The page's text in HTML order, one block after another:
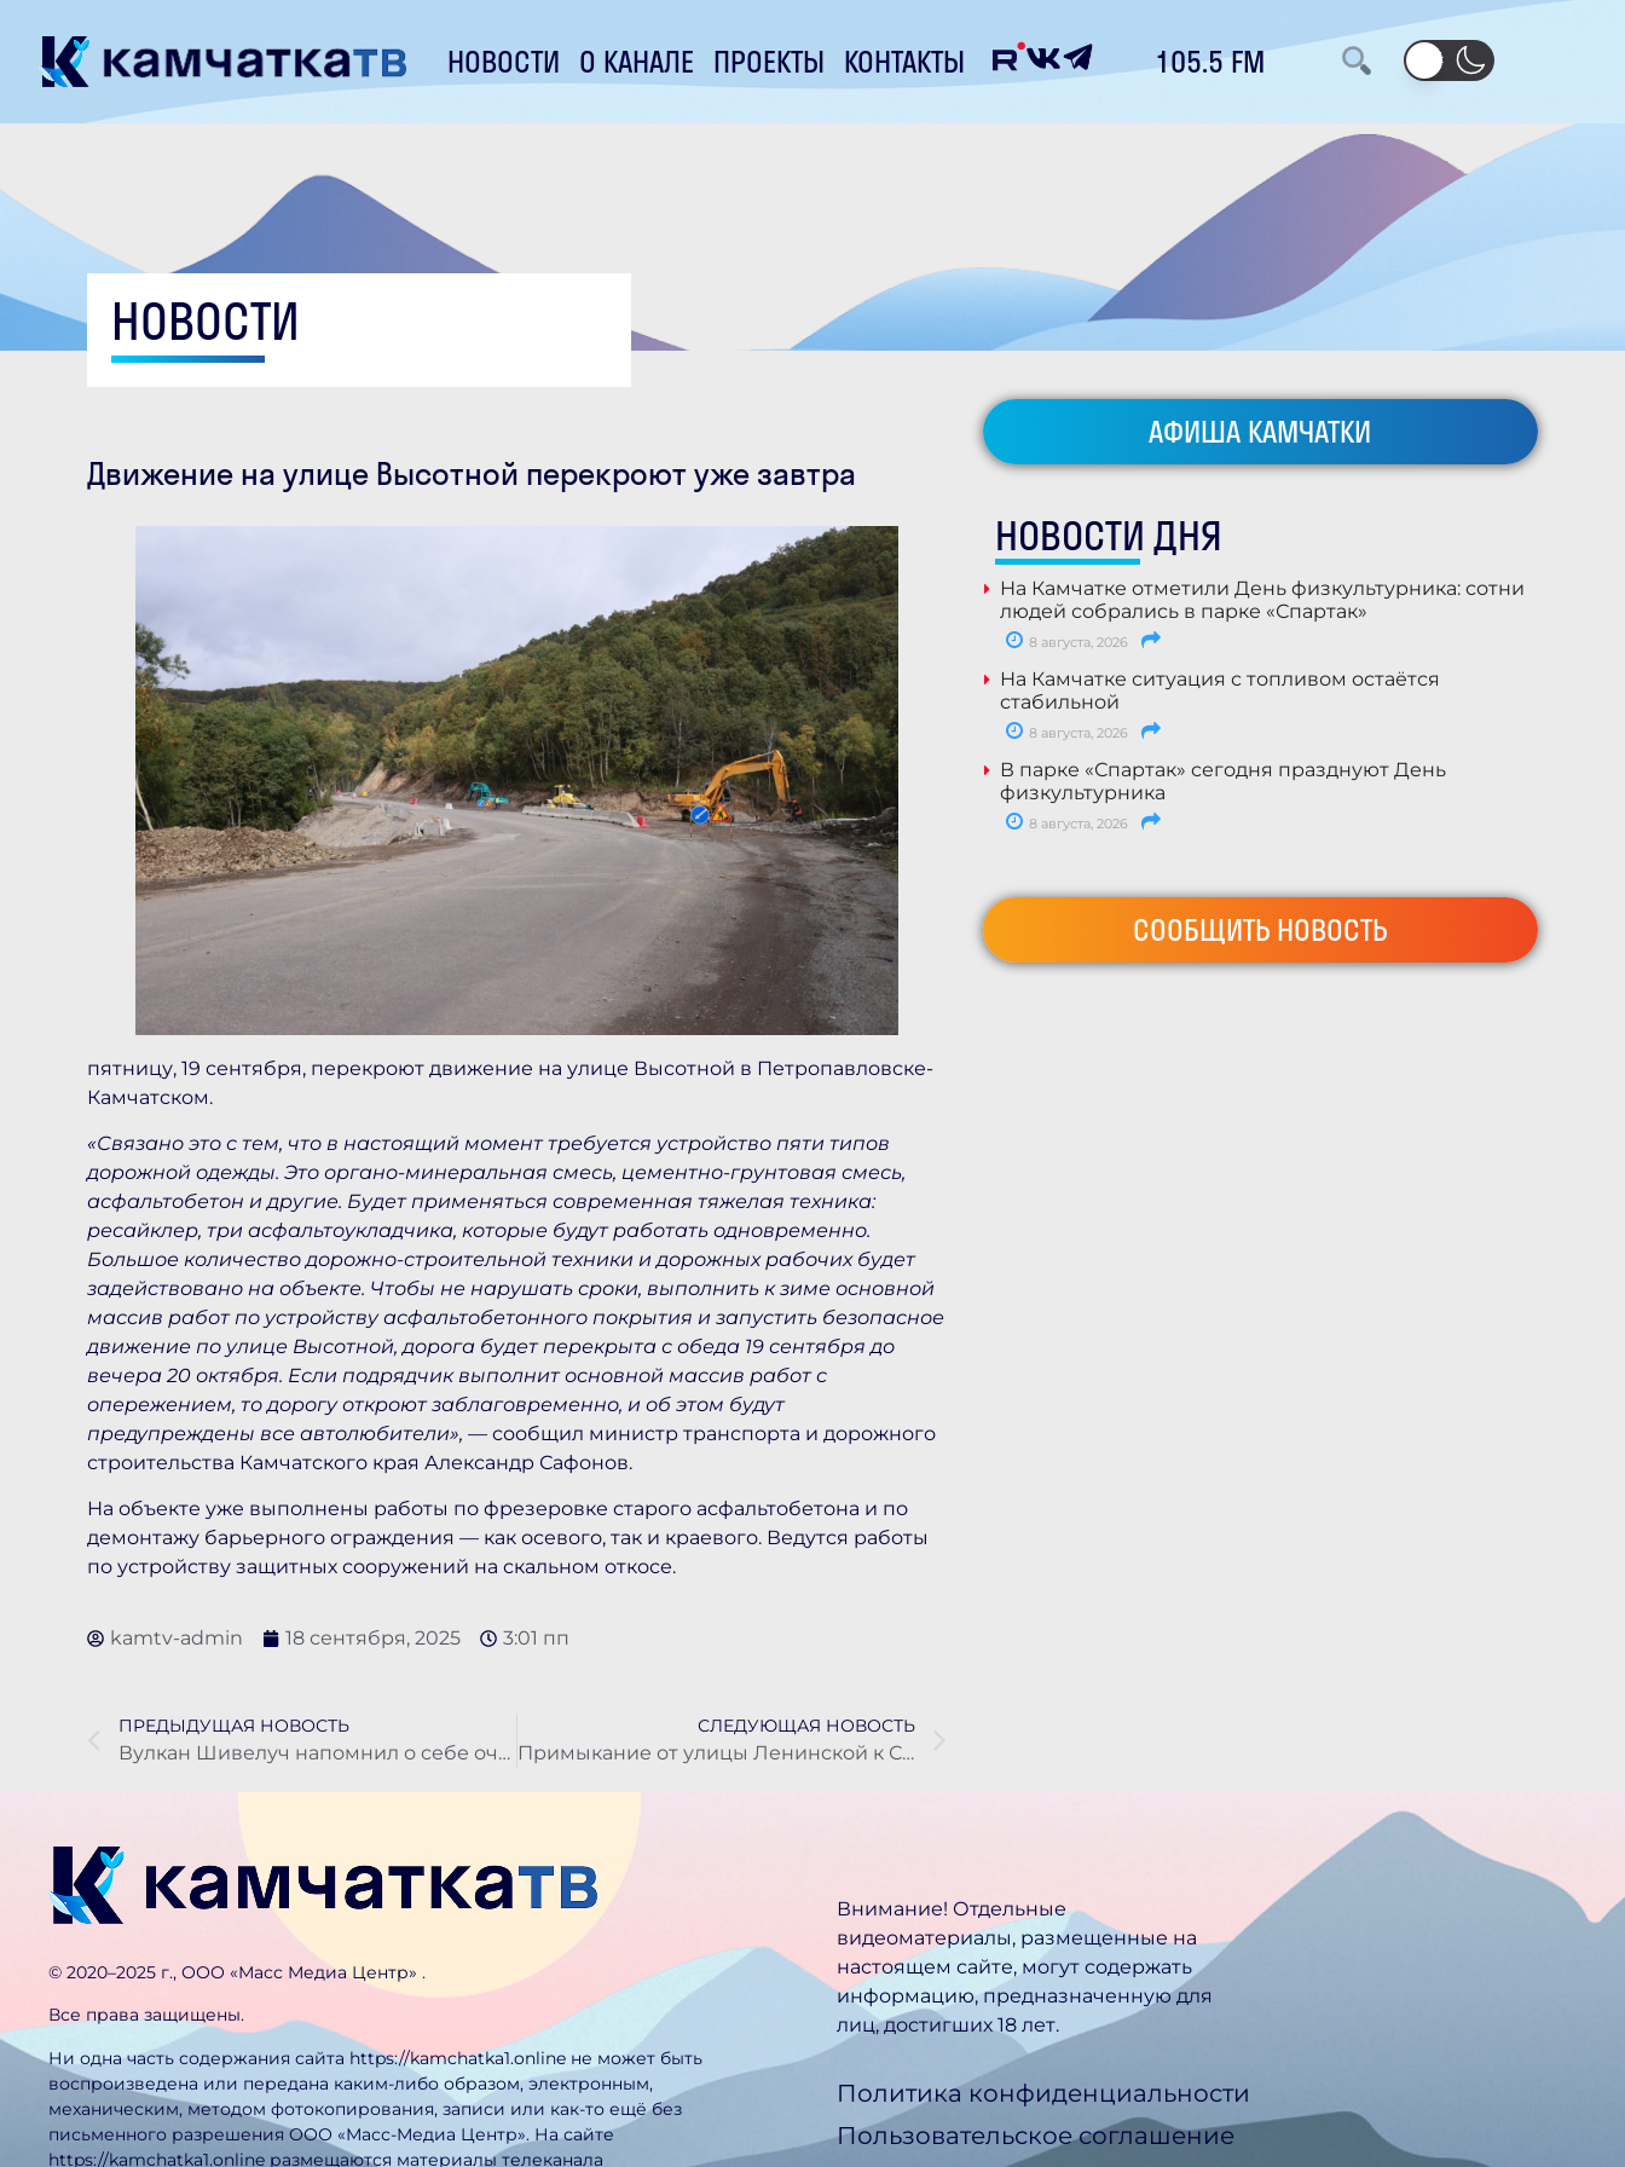
НОВОСТИ О КАНАЛЕ ПРОЕКТЫ КОНТАКТЫ 105.5 FM
НОВОСТИ
Движение на улице Высотной перекроют уже завтра
пятницу, 19 сентября, перекроют движение на улице Высотной в Петропавловске-
Камчатском.
«Связано это с тем, что в настоящий момент требуется устройство пяти типов
дорожной одежды. Это органо-минеральная смесь, цементно-грунтовая смесь,
асфальтобетон и другие. Будет применяться современная тяжелая техника:
ресайклер, три асфальтоукладчика, которые будут работать одновременно.
Большое количество дорожно-строительной техники и дорожных рабочих будет
задействовано на объекте. Чтобы не нарушать сроки, выполнить к зиме основной
массив работ по устройству асфальтобетонного покрытия и запустить безопасное
движение по улице Высотной, дорога будет перекрыта с обеда 19 сентября до
вечера 20 октября. Если подрядчик выполнит основной массив работ с
опережением, то дорогу откроют заблаговременно, и об этом будут
предупреждены все автолюбители», — сообщил министр транспорта и дорожного
строительства Камчатского края Александр Сафонов.
На объекте уже выполнены работы по фрезеровке старого асфальтобетона и по
демонтажу барьерного ограждения — как осевого, так и краевого. Ведутся работы
по устройству защитных сооружений на скальном откосе.
kamtv-admin 18 сентября, 2025 3:01 пп
ПРЕДЫДУЩАЯ НОВОСТЬ
Вулкан Шивелуч напомнил о себе очередным пепловым выбросом
СЛЕДУЮЩАЯ НОВОСТЬ
Примыкание от улицы Ленинской к Советской в столице Камчатки заасфальтируют в ближайшую неделю
АФИША КАМЧАТКИ
НОВОСТИ ДНЯ
На Камчатке отметили День физкультурника: сотни
людей собрались в парке «Спартак»
8 августа, 2026
На Камчатке ситуация с топливом остаётся
стабильной
8 августа, 2026
В парке «Спартак» сегодня празднуют День
физкультурника
8 августа, 2026
СООБЩИТЬ НОВОСТЬ
©️ 2020–2025 г., ООО «Масс Медиа Центр» .
Все права защищены.
Ни одна часть содержания сайта https://kamchatka1.online не может быть
воспроизведена или передана каким-либо образом, электронным,
механическим, методом фотокопирования, записи или как-то ещё без
письменного разрешения ООО «Масс-Медиа Центр». На сайте
https://kamchatka1.online размещаются материалы телеканала
Внимание! Отдельные
видеоматериалы, размещенные на
настоящем сайте, могут содержать
информацию, предназначен­ную для
лиц, достигших 18 лет.
Политика конфиденциальности
Пользовательское соглашение